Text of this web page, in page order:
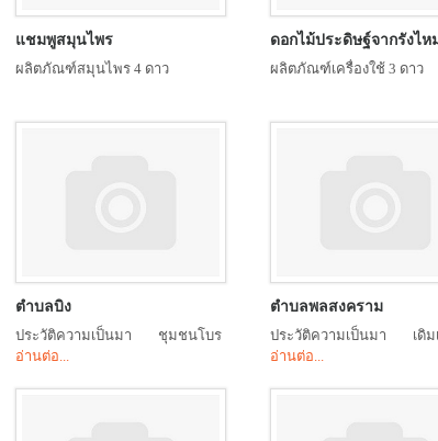
แชมพูสมุนไพร
ผลิตภัณฑ์สมุนไพร 4 ดาว
ดอกไม้ประดิษฐ์จากรังไห
ผลิตภัณฑ์เครื่องใช้ 3 ดาว
ตำบลบิง
ประวัติความเป็นมา ชุมชนโบร
อ่านต่อ...
ตำบลพลสงคราม
ประวัติความเป็นมา เดิม
อ่านต่อ...